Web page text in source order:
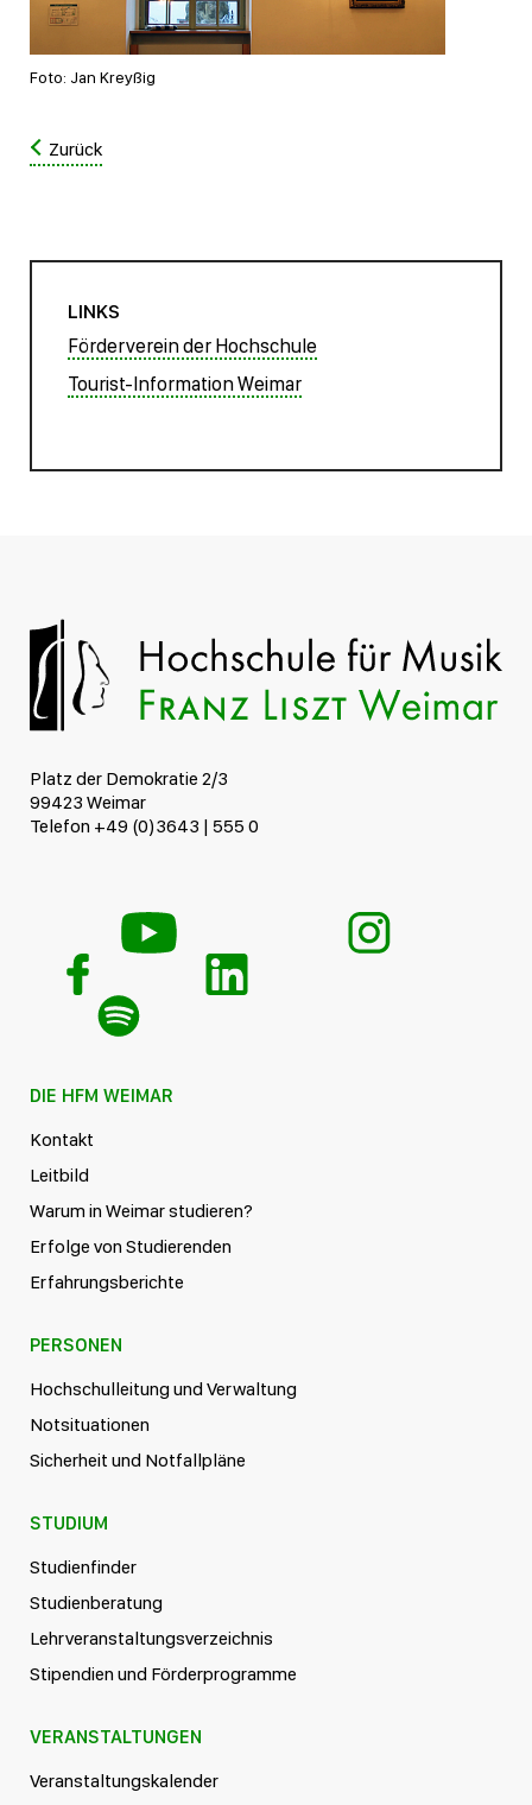
Foto: Jan Kreyßig
Zurück
LINKS
Förderverein der Hochschule
Tourist-Information Weimar
Platz der Demokratie 2/3
99423 Weimar
Telefon +49 (0)3643 | 555 0
DIE HFM WEIMAR
Kontakt
Leitbild
Warum in Weimar studieren?
Erfolge von Studierenden
Erfahrungsberichte
PERSONEN
Hochschulleitung und Verwaltung
Notsituationen
Sicherheit und Notfallpläne
STUDIUM
Studienfinder
Studienberatung
Lehrveranstaltungsverzeichnis
Stipendien und Förderprogramme
VERANSTALTUNGEN
Veranstaltungskalender